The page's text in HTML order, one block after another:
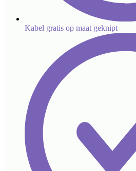
Kabel gratis op maat geknipt